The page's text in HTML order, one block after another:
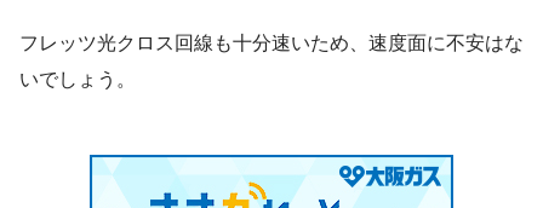
フレッツ光クロス回線も十分速いため、速度面に不安はな
いでしょう。